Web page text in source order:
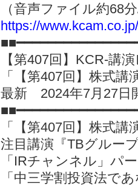
（音声ファイル約68
https://
【第407回】KCR-講
「【第407回】株式
最新 2024年7月27日
「【第407回】株式
注目講演『TBグルー
「IRチャンネル」パ
「中三学割投資法で